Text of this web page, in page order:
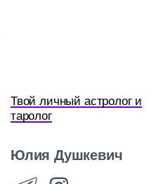
Твой личный астролог и
таролог
Юлия Душкевич